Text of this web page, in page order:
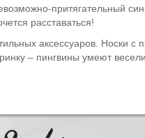
притягательный
расставаться!
аксессуаров. Носки с
– пингвины умеют